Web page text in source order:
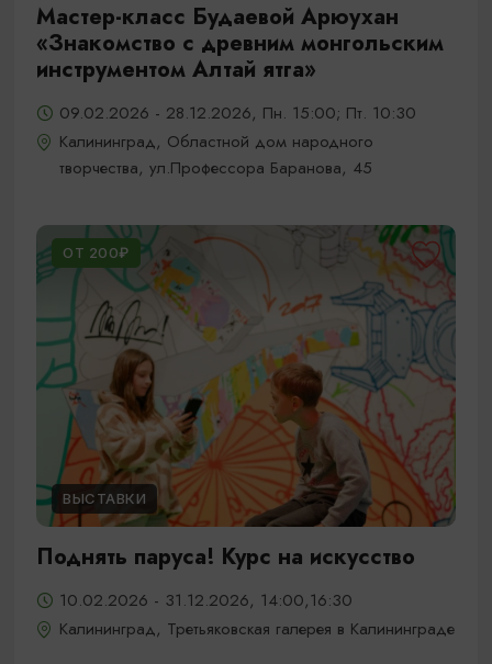
Мастер-класс Будаевой Арюухан
«Знакомство с древним монгольским
инструментом Алтай ятга»
09.02.2026 - 28.12.2026, Пн. 15:00; Пт. 10:30
Калининград, Областной дом народного
творчества, ул.Профессора Баранова, 45
ОТ 200₽
ВЫСТАВКИ
Поднять паруса! Курс на искусство
10.02.2026 - 31.12.2026, 14:00,16:30
Калининград, Третьяковская галерея в Калининграде